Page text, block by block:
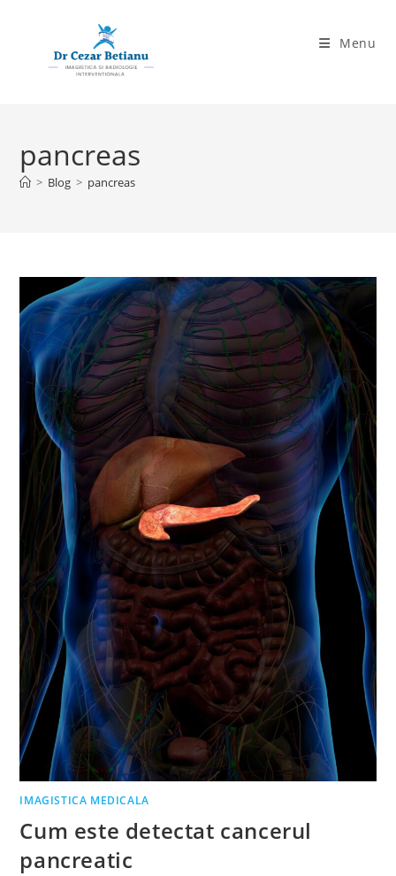
Menu
pancreas
> Blog > pancreas
IMAGISTICA MEDICALA
Cum este detectat cancerul
pancreatic